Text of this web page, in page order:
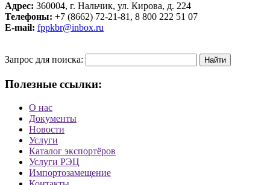
Адрес: 360004, г. Нальчик, ул. Кирова, д. 224
Телефоны: +7 (8662) 72-21-81, 8 800 222 51 07
E-mail: fppkbr@inbox.ru
Запрос для поиска:
Полезные ссылки:
О нас
Документы
Новости
Услуги
Каталог экспортёров
Услуги РЭЦ
Импортозамещение